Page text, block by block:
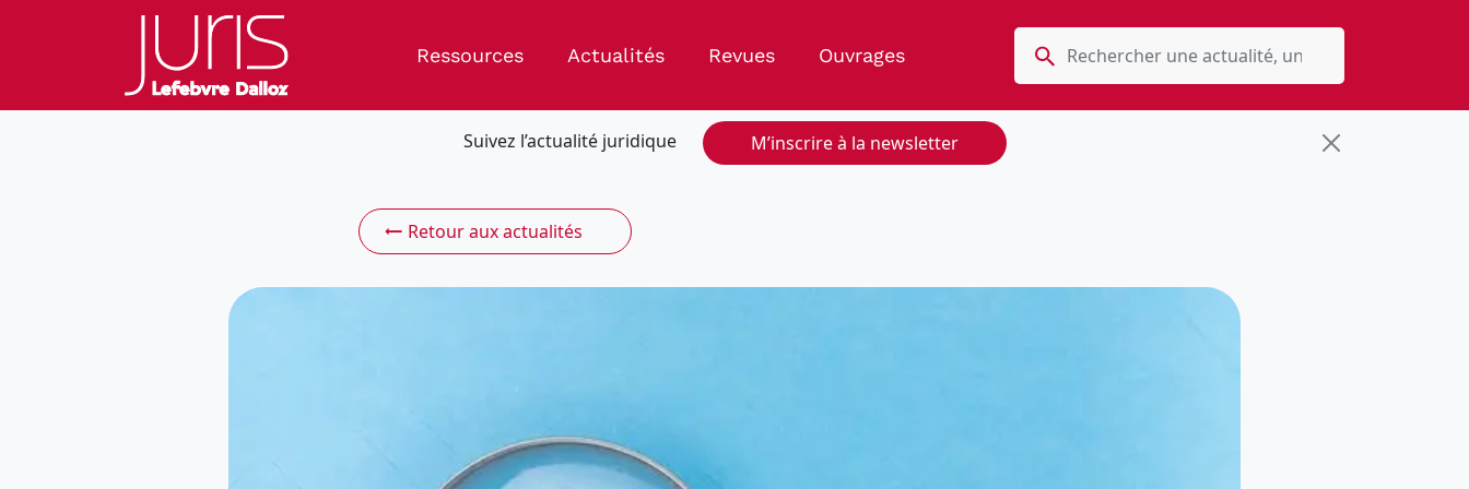
Ressources Actualités Revues Ouvrages
Suivez l’actualité juridique M’inscrire à la newsletter
Retour aux actualités